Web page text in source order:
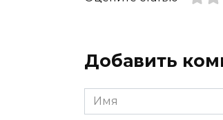
Добавить
Имя
*